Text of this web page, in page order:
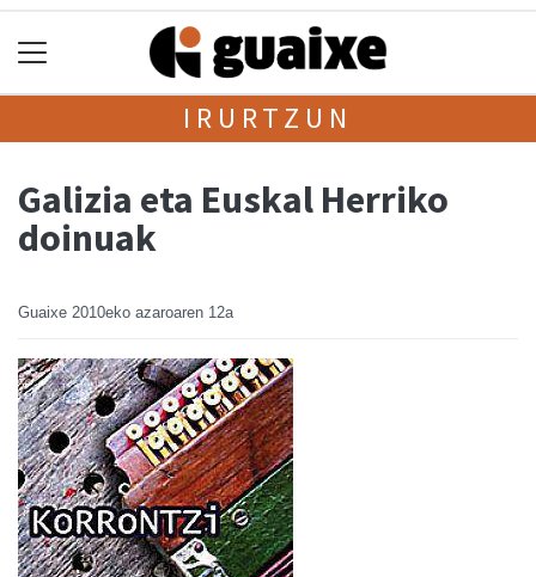
IRURTZUN
Galizia eta Euskal Herriko
doinuak
Guaixe 2010eko azaroaren 12a